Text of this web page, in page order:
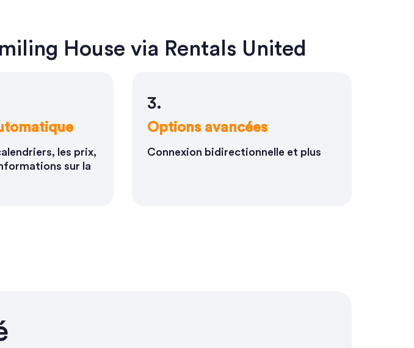
House via Rentals United
les prix,
sur la
3.
Options avancées
Connexion bidirectionnelle et plus